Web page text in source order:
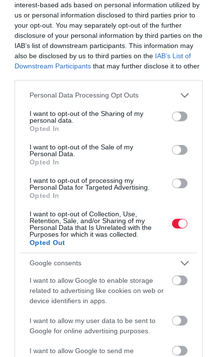
interest-based ads based on personal information utilized by
us or personal information disclosed to third parties prior to
your opt-out. You may separately opt-out of the further
disclosure of your personal information by third parties on the
IAB’s list of downstream participants. This information may
also be disclosed by us to third parties on the IAB’s List of
Downstream Participants that may further disclose it to other
Please note that this website/app uses one or more Google
not limited to your visit or usage behaviour. You may click to
grant or deny consent to Google and its third-party tags to
use your data for below specified purposes in below Google
consent section.
Personal Data Processing Opt Outs
I want to opt-out of the Sharing of my
personal data.
Opted In
I want to opt-out of the Sale of my
Personal Data.
Opted In
I want to opt-out of processing my
Personal Data for Targeted Advertising.
Opted In
I want to opt-out of Collection, Use,
Retention, Sale, and/or Sharing of my
Personal Data that Is Unrelated with the
Purposes for which it was collected.
Opted Out
Google consents
I want to allow Google to enable storage
related to advertising like cookies on web or
device identifiers in apps.
I want to allow my user data to be sent to
Google for online advertising purposes.
I want to allow Google to send me
EURÓPAI UNIÓ
Bemutatták az EU hétéves költségvetési tervét
A magyar kormány már az utolsó pillanatokig csiszolgatott
is így reagált a javaslatra. Tervezetről van szó, amiről az
egyeztetés…